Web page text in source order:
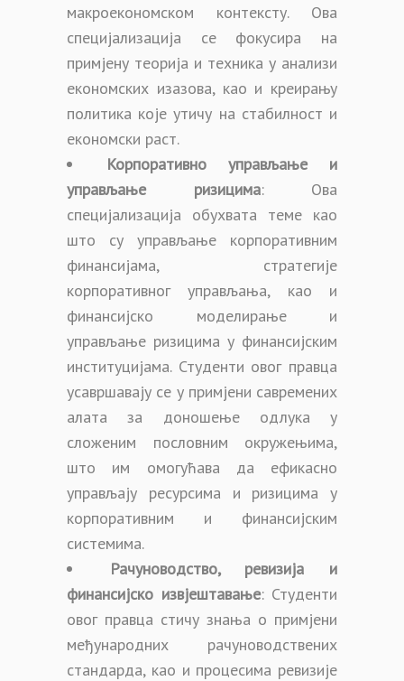
макроекономском контексту. Ова
специјализација се фокусира на
примјену теорија и техника у анализи
економских изазова, као и креирању
политика које утичу на стабилност и
економски раст.
Корпоративно управљање и
управљање ризицима: Ова
специјализација обухвата теме као
што су управљање корпоративним
финансијама, стратегије
корпоративног управљања, као и
финансијско моделирање и
управљање ризицима у финансијским
институцијама. Студенти овог правца
усавршавају се у примјени савремених
алата за доношење одлука у
сложеним пословним окружењима,
што им омогућава да ефикасно
управљају ресурсима и ризицима у
корпоративним и финансијским
системима.
Рачуноводство, ревизија и
финансијско извјештавање: Студенти
овог правца стичу знања о примјени
међународних рачуноводствених
стандарда, као и процесима ревизије